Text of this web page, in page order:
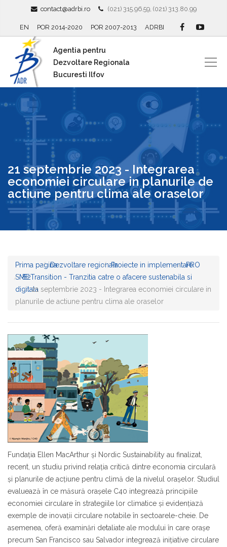
contact@adrbi.ro (021) 315.96.59, (021) 313.80.99
EN POR 2014-2020 POR 2007-2013 ADRBI
Agentia pentru
Dezvoltare Regionala
Bucuresti Ilfov
21 septembrie 2023 - Integrarea
economiei circulare in planurile de
actiune pentru clima ale oraselor
Prima paginaDezvoltare regionalaProiecte in implementarePRO
SMEB2Transition - Tranzitia catre o afacere sustenabila si
digitala21 septembrie 2023 - Integrarea economiei circulare in
planurile de actiune pentru clima ale oraselor
Fundația Ellen MacArthur și Nordic Sustainability au finalizat,
recent, un studiu privind relația critică dintre economia circulară
și planurile de acțiune pentru climă de la nivelul orașelor. Studiul
evaluează în ce măsură orașele C40 integrează principiile
economiei circulare în strategiile lor climatice și evidențiază
exemple de inovații circulare notabile în sectoarele-cheie. De
asemenea, oferă examinări detaliate ale modului în care orașe
precum San Francisco sau Salvador integrează inițiative circulare